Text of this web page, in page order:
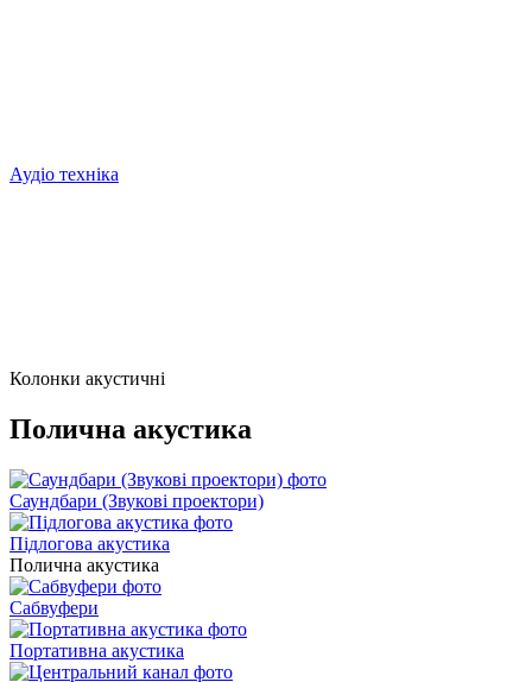
Аудіо техніка
Колонки акустичні
Полична акустика
Саундбари (Звукові проектори)
Підлогова акустика
Полична акустика
Сабвуфери
Портативна акустика